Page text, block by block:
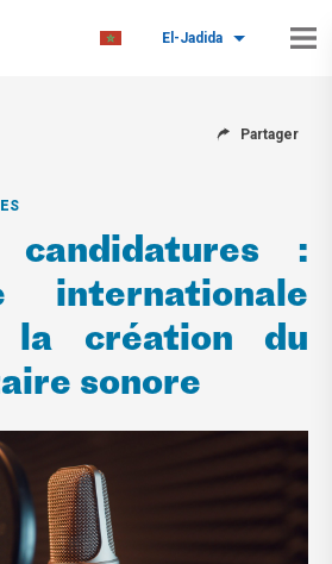
El-Jadida
Partager
:
internationale
la création du
sonore